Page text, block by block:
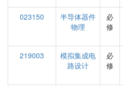
023150
半导体器件
物理
必
修
219003
模拟集成电
路设计
必
修